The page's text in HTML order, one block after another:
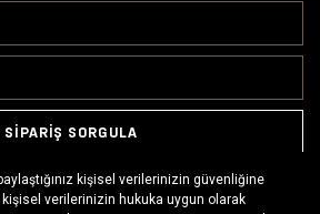
SİPARİŞ SORGULA